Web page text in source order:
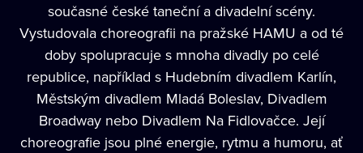
současné české taneční a divadelní scény.
Vystudovala choreografii na pražské HAMU a od té
doby spolupracuje s mnoha divadly po celé
republice, například s Hudebním divadlem Karlín,
Městským divadlem Mladá Boleslav, Divadlem
Broadway nebo Divadlem Na Fidlovačce. Její
choreografie jsou plné energie, rytmu a humoru, ať